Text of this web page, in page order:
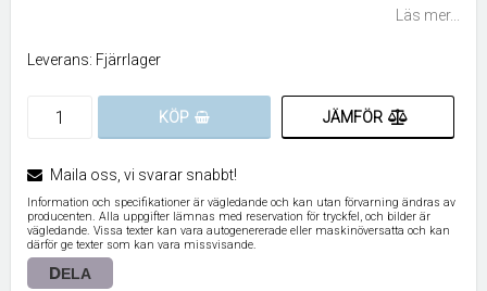
Läs mer...
Leverans: Fjärrlager
KÖP JÄMFÖR
Maila oss, vi svarar snabbt!
Information och specifikationer är vägledande och kan utan förvarning ändras av
producenten. Alla uppgifter lämnas med reservation för tryckfel, och bilder är
vägledande. Vissa texter kan vara autogenererade eller maskinöversatta och kan
därför ge texter som kan vara missvisande.
DELA